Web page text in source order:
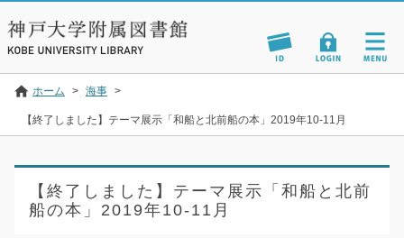
ホーム > 海事 >
【終了しました】テーマ展示「和船と北前船の本」2019年10-11月
【終了しました】テーマ展示「和船と北前
船の本」2019年10-11月